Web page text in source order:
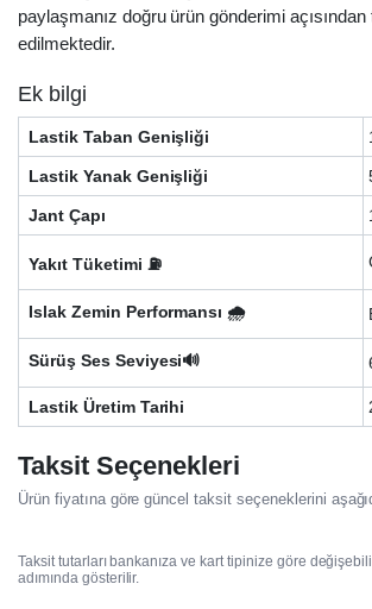
paylaşmanız doğru ürün gönderimi
edilmektedir.
Ek bilgi
Lastik Taban Genişliği
Lastik Yanak Genişliği
Jant Çapı
Yakıt Tüketimi ⛽
Islak Zemin Performansı 🌧️
Sürüş Ses Seviyesi🔊
Lastik Üretim Tarihi
Taksit Seçenekleri
Ürün fiyatına göre güncel taksit seçeneklerini
Taksit tutarları bankanıza ve kart tipinize göre
adımında gösterilir.